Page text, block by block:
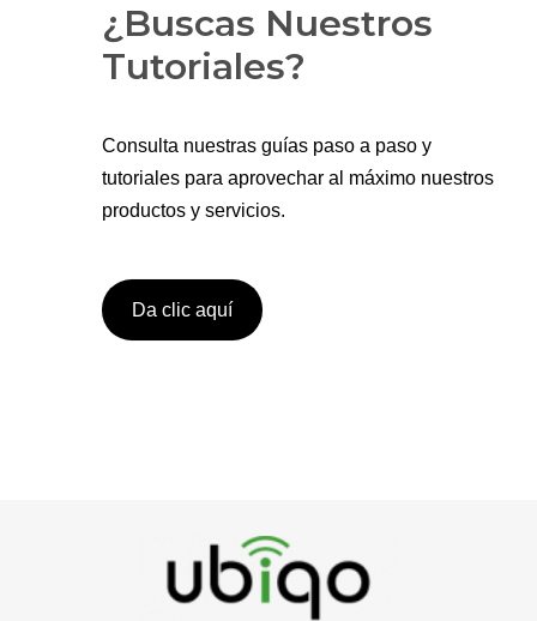
¿Buscas Nuestros
Tutoriales?
Consulta nuestras guías paso a paso y
tutoriales para aprovechar al máximo nuestros
productos y servicios.
Da clic aquí